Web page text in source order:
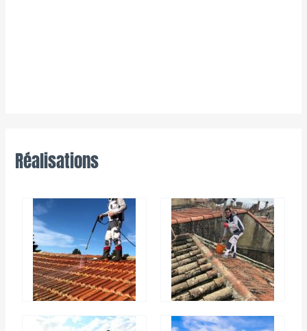
Réalisations